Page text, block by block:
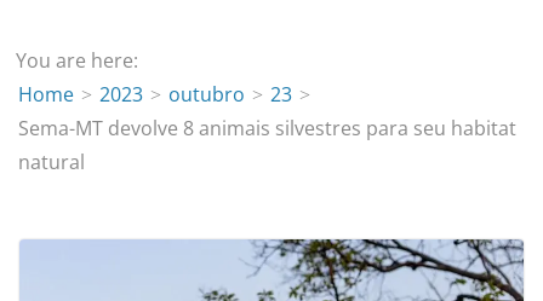
You are here:
Home
2023 outubro
23
Sema-MT devolve 8 animais silvestres para seu habitat
natural